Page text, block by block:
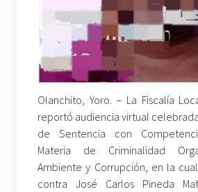
Olanchito, Yoro. – La Fiscalía
reportó audiencia virtual
de Sentencia con
Materia de Criminalidad
Ambiente y Corrupción, en la
contra José Carlos Pineda